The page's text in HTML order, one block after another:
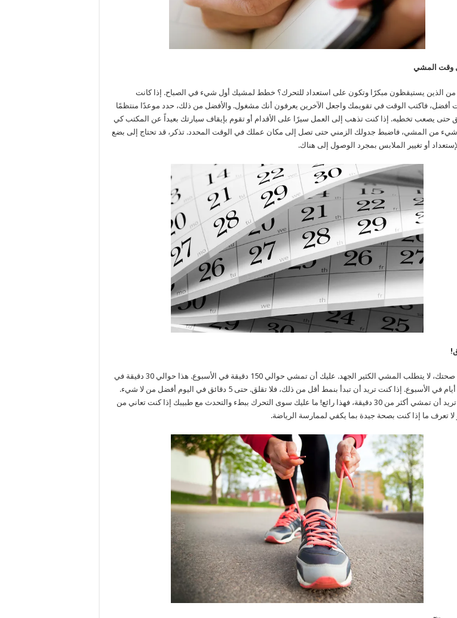
الذين يستيقظون مبكرًا وتكون على استعداد للتحرك؟ خطط لمشيك أول شيء في الصباح. إذا كانت
أفضل، فاكتب الوقت في تقويمك واجعل الآخرين يعرفون أنك مشغول. والأفضل من ذلك، حدد موعدًا منتظمًا
حتى يصعب تخطيه. إذا كنت تذهب إلى العمل سيرًا على الأقدام أو تقوم بإيقاف سيارتك بعيداً عن المكتب كي
من المشي، فاضبط جدولك الزمني حتى تصل إلى مكان عملك في الوقت المحدد. تذكر، قد تحتاج إلى بضع
أو تغيير الملابس بمجرد الوصول إلى هناك.
لتحسين صحتك، لا يتطلب المشي الكثير الجهد. عليك أن تمشي حوالي 150 دقيقة في الأسبوع. هذا حوالي 30 دقيقة في
اليوم، 5 أيام في الأسبوع. إذا كنت تريد أن تبدأ بنمط أقل من ذلك، فلا تقلق. حتى 5 دقائق في اليوم أفضل من لا شيء.
إذا كنت تريد أن تمشي أكثر من 30 دقيقة، فهذا رائع! ما عليك سوى التحرك ببطء والتحدث مع طبيبك إذا كنت تعاني من
تعرف ما إذا كنت بصحة جيدة بما يكفي لممارسة الرياضة.